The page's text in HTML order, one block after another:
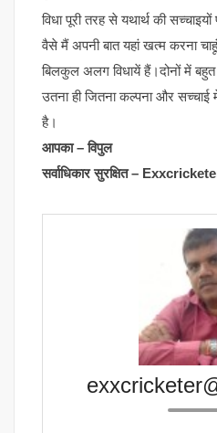
विधा पूरी तरह से यथार्थ की सच्चाइयों
वैसे मैं अपनी बात यहां खत्म करना
बिलकुल अलग विधायें हैं।दोनों में
उतना ही जितना कल्पना और
है।
आपका – विपुल
सर्वाधिकार सुरक्षित –